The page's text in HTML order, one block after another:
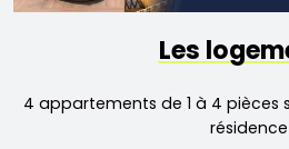
Les
4 appartements de 1 à 4 pièces
résidence